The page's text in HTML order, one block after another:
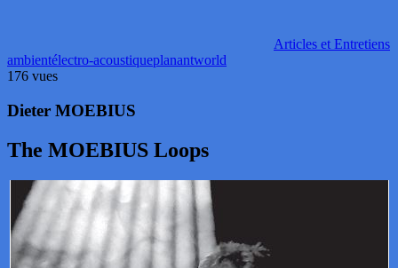
Articles et Entretiens
ambientélectro-acoustiqueplanantworld
176 vues
Dieter MOEBIUS
The MOEBIUS Loops